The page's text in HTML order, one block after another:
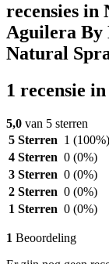
recensies in
Aguilera By
Natural
1 recensie
5,0 van 5 sterren
5 Sterren 1 (100%)
4 Sterren 0 (0%)
3 Sterren 0 (0%)
2 Sterren 0 (0%)
1 Sterren 0 (0%)
1 Beoordeling